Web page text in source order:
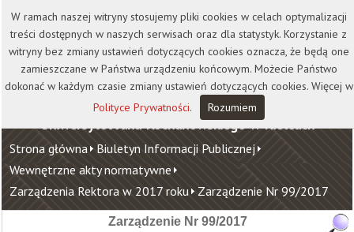
Kontakt Biblioteka
Wydawnictwo
Wirtualna Uczelnia
Uniwersytet Jana Kochanowskiego w Kielcach
Strona główna Biuletyn Informacji Publicznej
Wewnętrzne akty normatywne
Zarządzenia Rektora w 2017 roku Zarządzenie Nr 99/2017
Zarządzenie Nr 99/2017
W ramach naszej witryny stosujemy pliki cookies w celach optymalizacji
treści dostępnych w naszych serwisach oraz dla statystyk. Korzystanie z
witryny bez zmiany ustawień dotyczących cookies oznacza, że będą one
zamieszczane w Państwa urządzeniu końcowym. Możecie Państwo
dokonać w każdym czasie zmiany ustawień dotyczących cookies. Więcej w
Polityce Prywatności. Rozumiem